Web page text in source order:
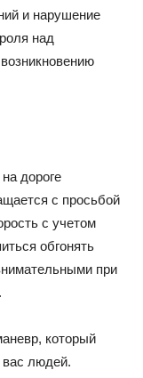
и нарушение
над
дороге
с просьбой
с учетом
обгонять
при
который
людей.